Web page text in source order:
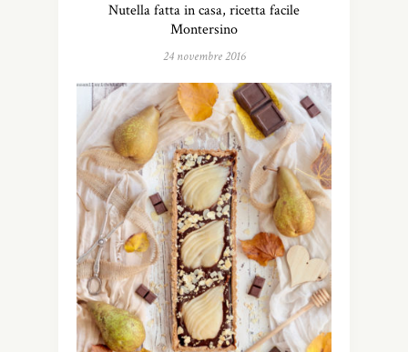
Nutella fatta in casa, ricetta facile
Montersino
24 novembre 2016